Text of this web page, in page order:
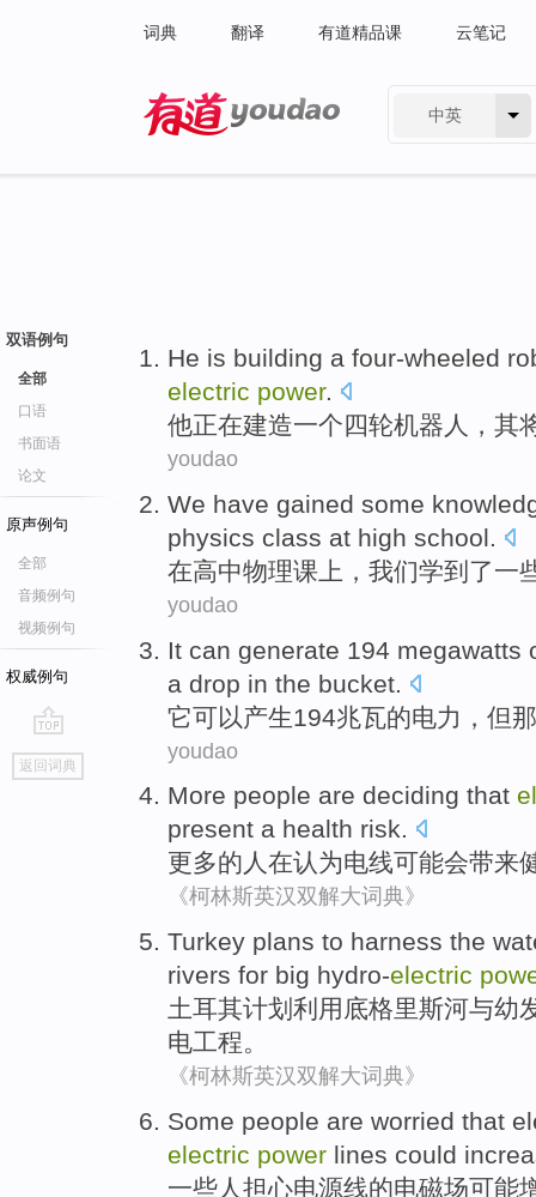
词典 翻译 有道精品课 云笔记
中英
双语例句
全部
口语
书面语
论文
原声例句
全部
音频例句
视频例句
权威例句
go
top
返回词典
He is building a four-wheeled
electric power.
他正在建造一个四轮机器人，其
youdao
We have gained some
physics class at high school.
在高中物理课 上 ， 我们学到了一
youdao
It can generate 194 megawatts
a drop in the bucket
它可以产生194兆瓦的电力 ， 但那
youdao
More people are deciding that
present a health risk.
更多的 人 在认为电线可能会带来
《柯林斯英汉双解大词典》
Turkey plans to harness the
rivers for big hydro-electric
土耳其计划 利用 底格里斯河与幼
电工程。
《柯林斯英汉双解大词典》
Some people are worried that
electric power lines could
一些人 担心电源线的电磁场可能